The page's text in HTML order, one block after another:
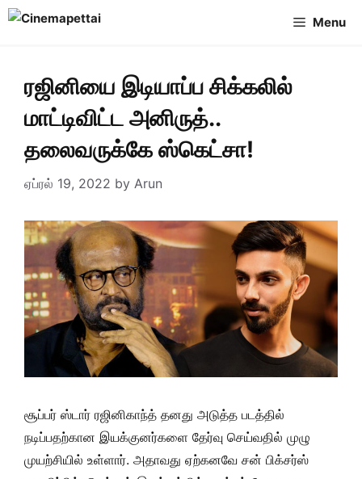
Skip
Menu
ரஜினியை இடியாப்ப சிக்கலில்
மாட்டிவிட்ட அனிருத்..
தலைவருக்கே ஸ்கெட்சா!
ஏப்ரல் 19, 2022 by Arun
சூப்பர் ஸ்டார் ரஜினிகாந்த் தனது அடுத்த படத்தில்
நடிப்பதற்கான இயக்குனர்களை தேர்வு செய்வதில் முழு
முயற்சியில் உள்ளார். அதாவது ஏற்கனவே சன் பிக்சர்ஸ்